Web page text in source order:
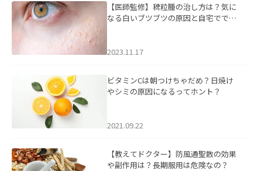
【医師監修】稗粒腫の治し方は？気に
なる白いブツブツの原因と自宅ででき
2023.11.17
ビタミンCは朝つけちゃだめ？日焼け
やシミの原因になるってホント？
2021.09.22
【教えてドクター】防風通聖散の効果
や副作用は？長期服用は危険なの？